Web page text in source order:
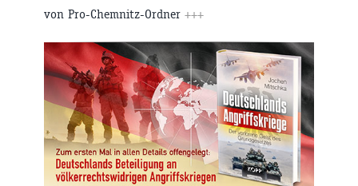
von Pro-Chemnitz-Ordner +++